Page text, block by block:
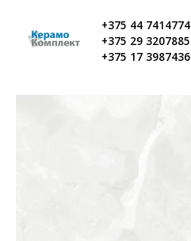
+375 44 7414774
+375 29 3207885
+375 17 3987436